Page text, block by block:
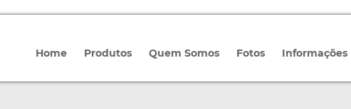
Home Produtos Quem Somos Fotos Informações